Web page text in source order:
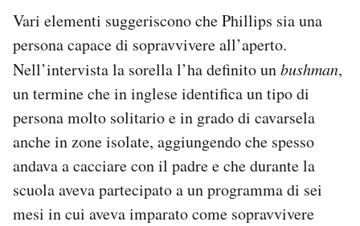
Vari elementi suggeriscono che Phillips sia una
persona capace di sopravvivere all’aperto.
Nell’intervista la sorella l’ha definito unbushman,
un termine che in inglese identifica un tipo di
persona molto solitario e in grado di cavarsela
anche in zone isolate, aggiungendo che spesso
andava a cacciare con il padre e che durante la
scuola aveva partecipato a un programma di sei
mesi in cui aveva imparato come sopravvivere